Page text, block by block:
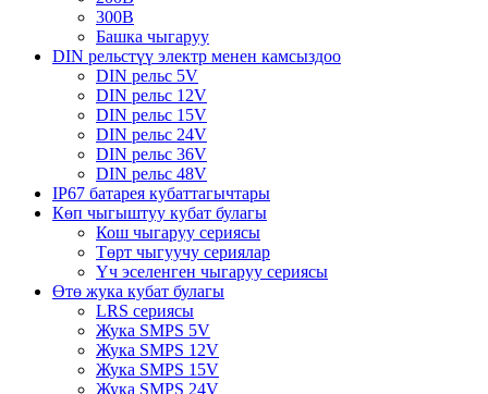
300В
Башка чыгаруу
DIN рельстүү электр менен камсыздоо
DIN рельс 5V
DIN рельс 12V
DIN рельс 15V
DIN рельс 24V
DIN рельс 36V
DIN рельс 48V
IP67 батарея кубаттагычтары
Көп чыгыштуу кубат булагы
Кош чыгаруу сериясы
Төрт чыгуучу сериялар
Үч эселенген чыгаруу сериясы
Өтө жука кубат булагы
LRS сериясы
Жука SMPS 5V
Жука SMPS 12V
Жука SMPS 15V
Жука SMPS 24V